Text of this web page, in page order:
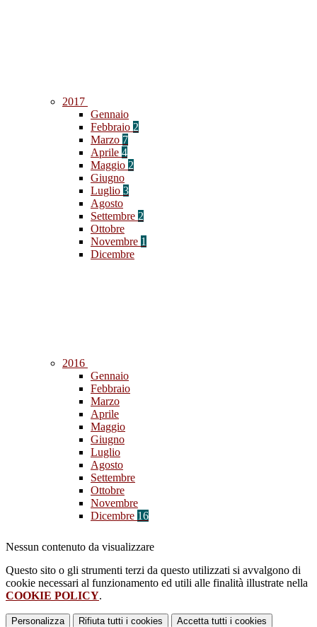
2017
Gennaio
Febbraio 2
Marzo 7
Aprile 4
Maggio 2
Giugno
Luglio 3
Agosto
Settembre 2
Ottobre
Novembre 1
Dicembre
2016
Gennaio
Febbraio
Marzo
Aprile
Maggio
Giugno
Luglio
Agosto
Settembre
Ottobre
Novembre
Dicembre 16
Nessun contenuto da visualizzare
Questo sito o gli strumenti terzi da questo utilizzati si avvalgono di
cookie necessari al funzionamento ed utili alle finalità illustrate nella
COOKIE POLICY.
Personalizza Rifiuta tutti i cookies Accetta tutti i cookies